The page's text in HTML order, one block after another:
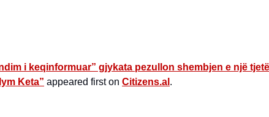
i keqinformuar” gjykata pezullon shembjen e një
Keta” appeared first on Citizens.al .